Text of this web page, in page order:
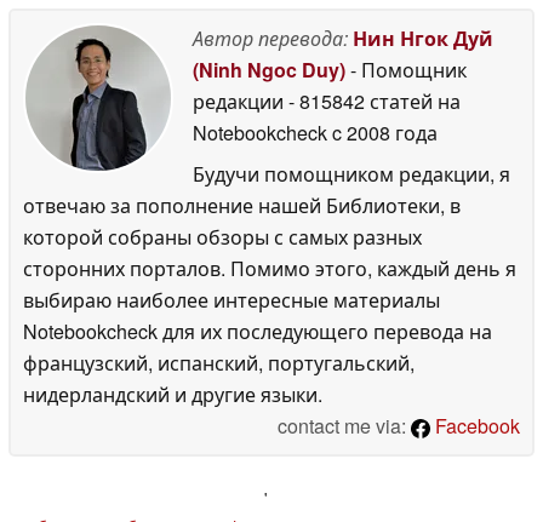
Автор перевода: Нин Нгок Дуй
(Ninh Ngoc Duy)- Помощник
редакции - 815842 статей на
Notebookcheckc 2008 года
Будучи помощником редакции, я
отвечаю за пополнение нашей Библиотеки, в
которой собраны обзоры с самых разных
сторонних порталов. Помимо этого, каждый день я
выбираю наиболее интересные материалы
Notebookcheck для их последующего перевода на
французский, испанский, португальский,
нидерландский и другие языки.
contact me via:
Facebook
'